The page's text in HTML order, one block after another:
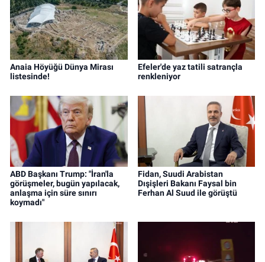
Anaia Höyüğü Dünya Mirası
listesinde!
Efeler'de yaz tatili satrançla
renkleniyor
ABD Başkanı Trump: "İran'la
görüşmeler, bugün yapılacak,
anlaşma için süre sınırı
koymadı"
Fidan, Suudi Arabistan
Dışişleri Bakanı Faysal bin
Ferhan Al Suud ile görüştü